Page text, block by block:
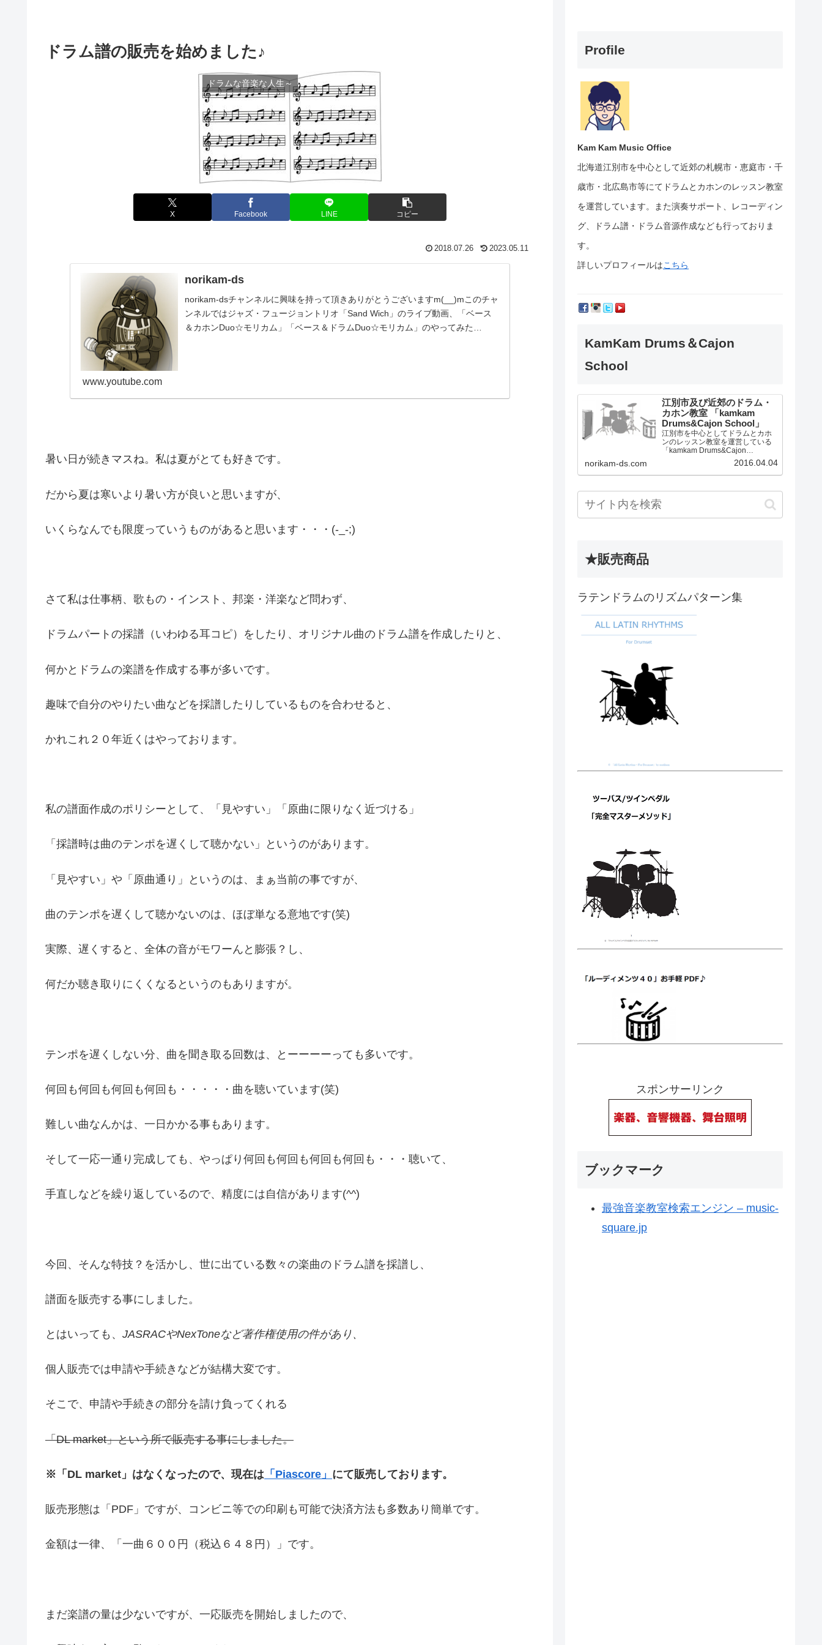
ドラム譜の販売を始めました♪
ドラムな音楽な人生～
X Facebook LINE コピー
2018.07.26 2023.05.11
norikam-ds
norikam-dsチャンネルに興味を持って頂きありがとうございますm(__)mこのチャ
ンネルではジャズ・フュージョントリオ「Sand Wich」のライブ動画、「ベース
＆カホンDuo☆モリカム」「ベース＆ドラムDuo☆モリカム」のやってみた…
www.youtube.com
暑い日が続きマスね。私は夏がとても好きです。
だから夏は寒いより暑い方が良いと思いますが、
いくらなんでも限度っていうものがあると思います・・・(-_-;)
さて私は仕事柄、歌もの・インスト、邦楽・洋楽など問わず、
ドラムパートの採譜（いわゆる耳コピ）をしたり、オリジナル曲のドラム譜を作成したりと、
何かとドラムの楽譜を作成する事が多いです。
趣味で自分のやりたい曲などを採譜したりしているものを合わせると、
かれこれ２０年近くはやっております。
私の譜面作成のポリシーとして、「見やすい」「原曲に限りなく近づける」
「採譜時は曲のテンポを遅くして聴かない」というのがあります。
「見やすい」や「原曲通り」というのは、まぁ当前の事ですが、
曲のテンポを遅くして聴かないのは、ほぼ単なる意地です(笑)
実際、遅くすると、全体の音がモワーんと膨張？し、
何だか聴き取りにくくなるというのもありますが。
テンポを遅くしない分、曲を聞き取る回数は、とーーーーっても多いです。
何回も何回も何回も何回も・・・・・曲を聴いています(笑)
難しい曲なんかは、一日かかる事もあります。
そして一応一通り完成しても、やっぱり何回も何回も何回も何回も・・・聴いて、
手直しなどを繰り返しているので、精度には自信があります(^^)
今回、そんな特技？を活かし、世に出ている数々の楽曲のドラム譜を採譜し、
譜面を販売する事にしました。
とはいっても、 JASRACやNexToneなど著作権使用の件があり、
個人販売では申請や手続きなどが結構大変です。
そこで、申請や手続きの部分を請け負ってくれる
「DL market」という所で販売する事にしました。
※「DL market」はなくなったので、現在は 「Piascore」 にて販売しております。
販売形態は「PDF」ですが、コンビニ等での印刷も可能で決済方法も多数あり簡単です。
金額は一律、「一曲６００円（税込６４８円）」です。
まだ楽譜の量は少ないですが、一応販売を開始しましたので、
Profile
Kam Kam Music Office
北海道江別市を中心として近郊の札幌市・恵庭市・千
歳市・北広島市等にて ドラムとカホンのレッスン教室
を運営しています。
また演奏サポート、レコーディン
グ、ドラム譜・ドラム音源作成なども行っておりま
す。
詳しいプロフィールはこちら
KamKam Drums＆Cajon
School
江別市及び近郊のドラム・
カホン教室 「kamkam
Drums&Cajon School」
江別市を中心としてドラムとカホ
ンのレッスン教室を運営している
「kamkam Drums&Cajon
norikam-ds.com 2016.04.04
★販売商品
ラテンドラムのリズムパターン集
スポンサーリンク
ブックマーク
最強音楽教室検索エンジン – music-
square.jp